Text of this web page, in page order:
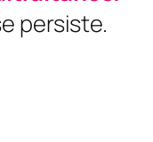
persiste.